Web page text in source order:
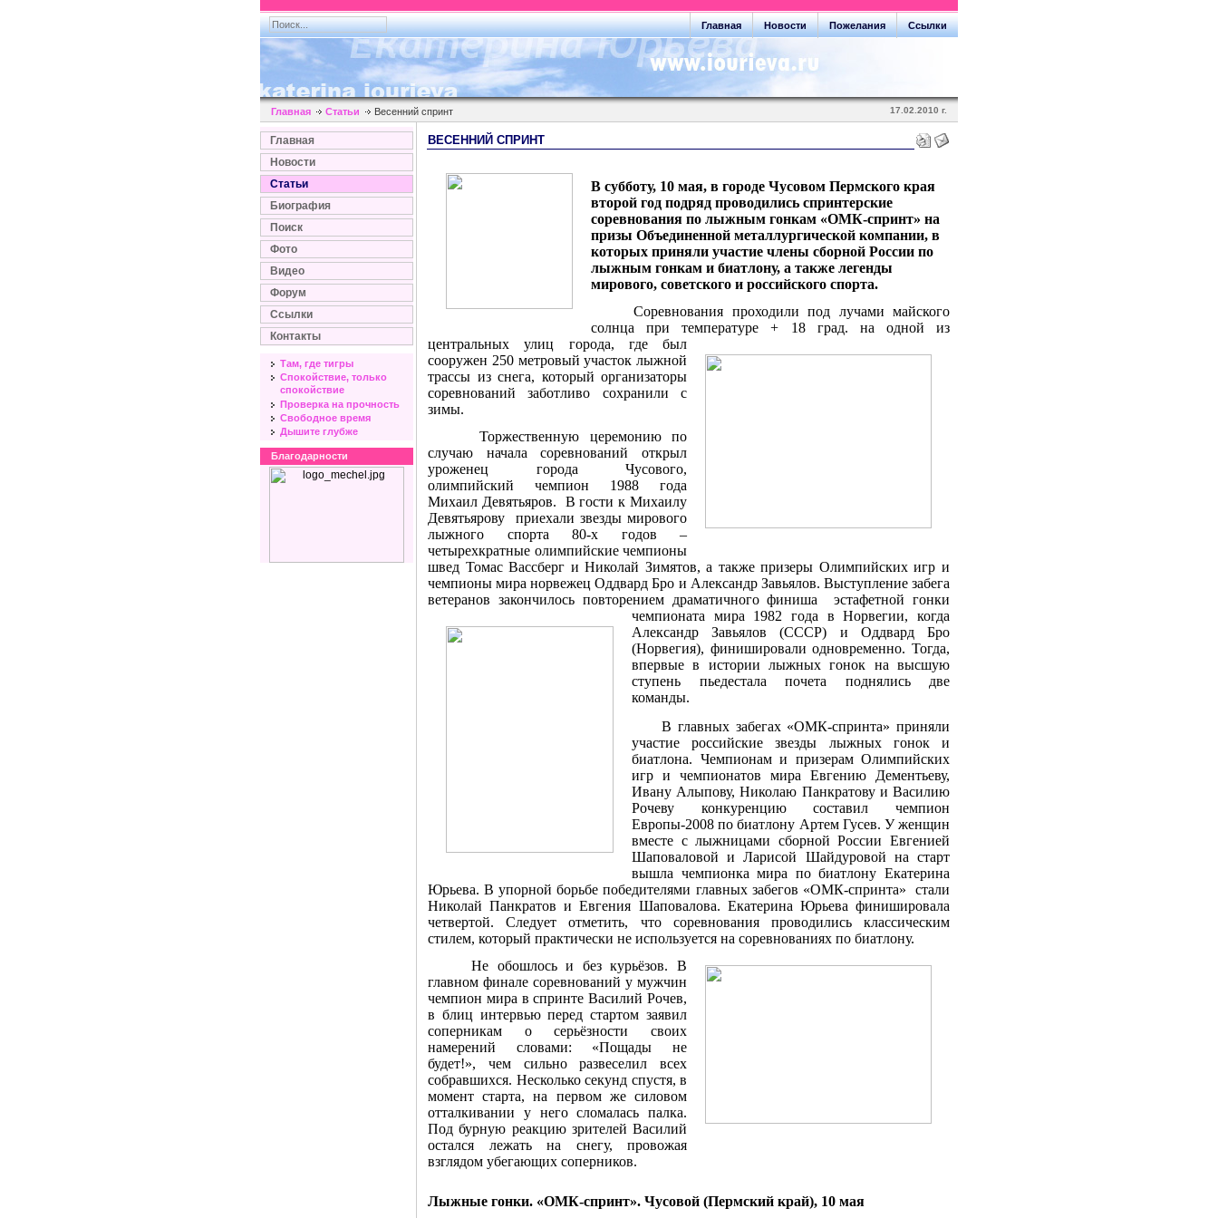
Ссылки
Пожелания
Новости
Главная
Главная Статьи Весенний спринт 17.02.2010 г.
Главная
Новости
Статьи
Биография
Поиск
Фото
Видео
Форум
Ссылки
Контакты
Там, где тигры
Спокойствие, только
спокойствие
Проверка на прочность
Свободное время
Дышите глубже
Благодарности
ВЕСЕННИЙ СПРИНТ
В субботу, 10 мая, в городе Чусовом Пермского края
второй год подряд проводились спринтерские
соревнования по лыжным гонкам «ОМК-спринт» на
призы Объединенной металлургической компании, в
которых приняли участие члены сборной России по
лыжным гонкам и биатлону, а также легенды
мирового, советского и российского спорта.
Соревнования проходили под лучами майского
солнца при температуре + 18 град. на одной из
центральных улиц города, где был
сооружен 250 метровый участок лыжной
трассы из снега, который организаторы
соревнований заботливо сохранили с
зимы.
Торжественную церемонию по
случаю начала соревнований открыл
уроженец города Чусового,
олимпийский чемпион 1988 года
Михаил Девятьяров.
В гости к Михаилу
Девятьярову
приехали звезды мирового
лыжного спорта 80-х годов –
четырехкратные олимпийские чемпионы
швед Томас Вассберг и Николай Зимятов, а также призеры Олимпийских игр и
чемпионы мира норвежец Оддвард Бро и Александр Завьялов. Выступление забега
ветеранов закончилось повторением драматичного финиша
эстафетной гонки
чемпионата мира 1982 года в Норвегии, когда
АлександрЗавьялов (СССР) и ОддвардБро
(Норвегия), финишировали одновременно. Тогда,
впервые в истории лыжных гонок на высшую
ступень пьедестала почета поднялись две
команды.
В главных забегах «ОМК-спринта» приняли
участие российские звезды лыжных гонок и
биатлона. Чемпионам и призерам Олимпийских
игр и чемпионатов мира Евгению Дементьеву,
Ивану Алыпову, Николаю Панкратову и Василию
Рочеву конкуренцию составил чемпион
Европы-2008 по биатлону Артем Гусев. У женщин
вместе с лыжницами сборной России Евгенией
Шаповаловой и Ларисой Шайдуровой на старт
вышла чемпионка мира по биатлону Екатерина
Юрьева. В упорной борьбе победителями главных забегов «ОМК-спринта»
стали
Николай Панкратов и Евгения Шаповалова. Екатерина Юрьева финишировала
четвертой. Следует отметить, что соревнования проводились классическим
стилем, который практически не используется на соревнованиях по биатлону.
Не обошлось и без курьёзов. В
главном финале соревнований у мужчин
чемпион мира в спринте Василий Рочев,
в блиц интервью перед стартом заявил
соперникам о серьёзности своих
намерений словами: «Пощады не
будет!», чем сильно развеселил всех
собравшихся. Несколько секунд спустя, в
момент старта, на первом же силовом
отталкивании у него сломалась палка.
Под бурную реакцию зрителей Василий
остался лежать на снегу, провожая
взглядом убегающих соперников.
Лыжные гонки. «ОМК-спринт». Чусовой (Пермский край), 10 мая